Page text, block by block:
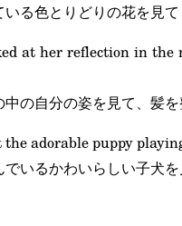
いる色とりどりの花を見
at her reflection in
中の自分の姿を見て、髪
the adorable puppy
でいるかわいらしい子犬